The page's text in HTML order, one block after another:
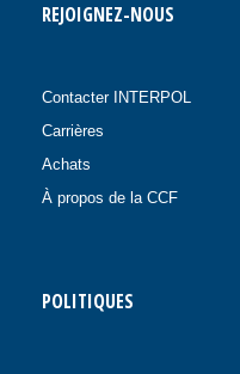
REJOIGNEZ-NOUS
Contacter INTERPOL
Carrières
Achats
À propos de la CCF
POLITIQUES